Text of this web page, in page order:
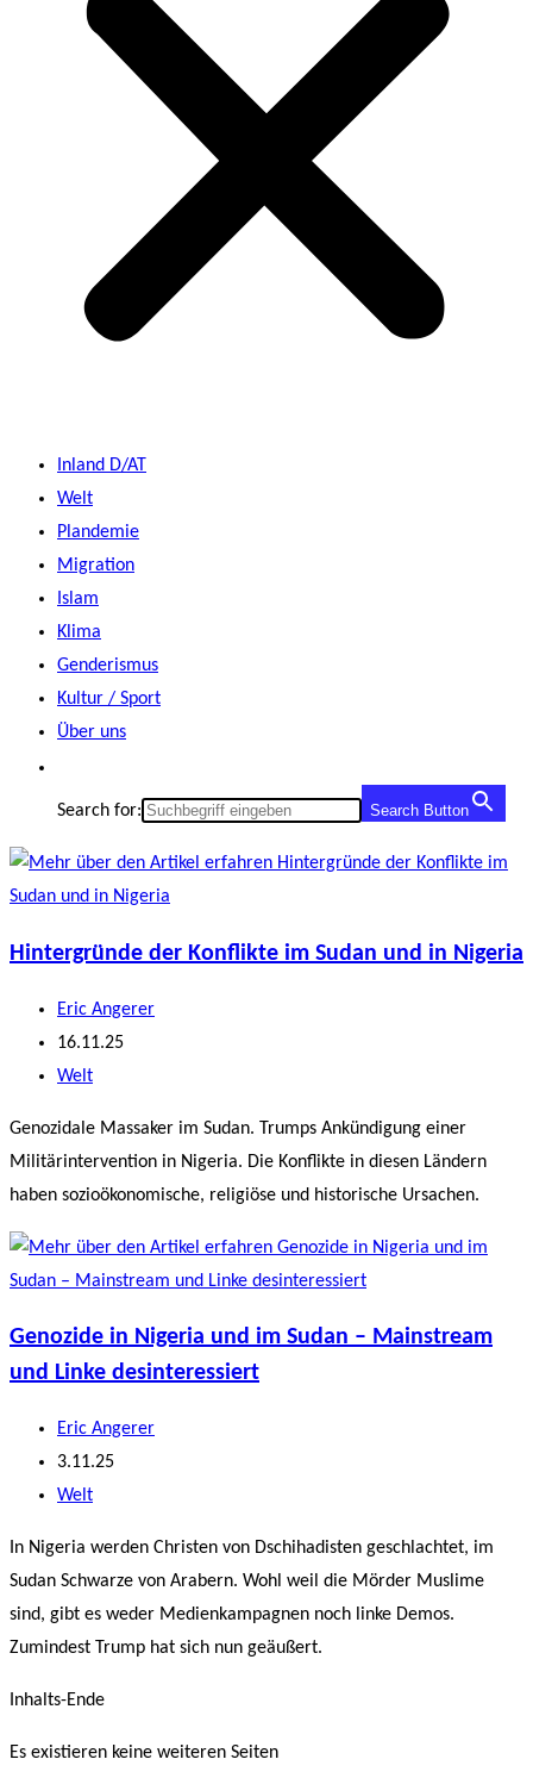
Inland D/AT
Welt
Plandemie
Migration
Islam
Klima
Genderismus
Kultur / Sport
Über uns
Search for: Search Button
Hintergründe der Konflikte im Sudan und in Nigeria
Beitrags-
Autor:
Eric Angerer
Beitrag
veröffentlicht:
16.11.25
Beitrags-
Welt
Genozidale Massaker im Sudan. Trumps Ankündigung einer
Militärintervention in Nigeria. Die Konflikte in diesen Ländern
haben sozioökonomische, religiöse und historische Ursachen.
Genozide in Nigeria und im Sudan – Mainstream
und Linke desinteressiert
Beitrags-
Autor:
Eric Angerer
Beitrag
veröffentlicht:
3.11.25
Beitrags-
Welt
In Nigeria werden Christen von Dschihadisten geschlachtet, im
Sudan Schwarze von Arabern. Wohl weil die Mörder Muslime
sind, gibt es weder Medienkampagnen noch linke Demos.
Zumindest Trump hat sich nun geäußert.
Inhalts-Ende
Es existieren keine weiteren Seiten